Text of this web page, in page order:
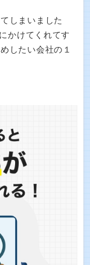
しまいました
かけてくれてす
したい会社の１